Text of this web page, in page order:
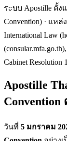
ระบบ Apostille ตั้ง
Convention) · แหล่
International Law
Cabinet Resolution
Apostille
วันที่ 5 มกราคม